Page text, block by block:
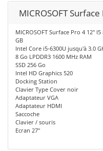
MICROSOFT
MICROSOFT Surface Pro 4 12" I5
GB
Intel Core i5-6300U jusqu'à 3.0
8 Go LPDDR3 1600 MHz RAM
SSD 256 Go
Intel HD Graphics 520
Docking Station
Clavier Type Cover noir
Adaptateur VGA
Adaptateur HDMI
Saccoche
Clavier / souris
Ecran 27"